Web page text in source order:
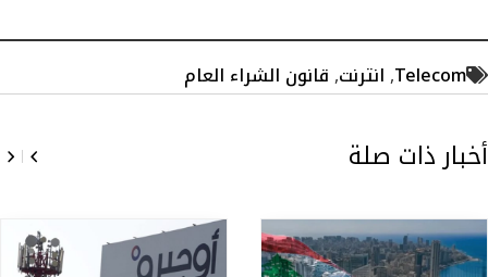
Telecom
,انترنت,قانون الشراء العام
أخبار ذات صلة